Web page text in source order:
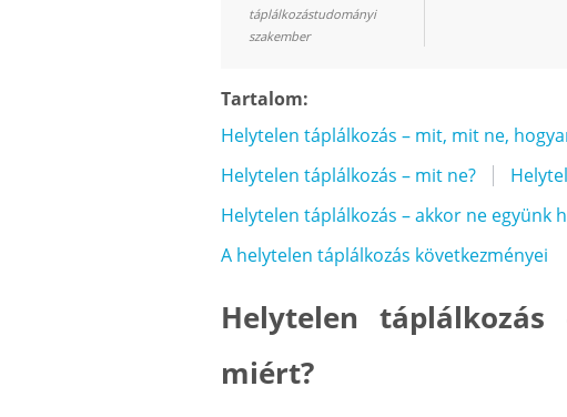
táplálkozástudományi
szakember
Tartalom:
Helytelen táplálkozás – mit, mit ne,
Helytelen táplálkozás – mit ne?
Helytelen táplálkozás – akkor ne együnk
A helytelen táplálkozás következményei
Helytelen
miért?